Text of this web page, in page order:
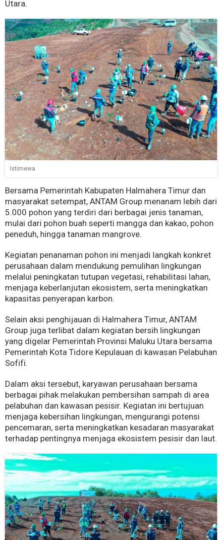
Utara.
Istimewa
Bersama Pemerintah Kabupaten Halmahera Timur dan
masyarakat setempat, ANTAM Group menanam lebih dari
5.000 pohon yang terdiri dari berbagai jenis tanaman,
mulai dari pohon buah seperti mangga dan kakao, pohon
peneduh, hingga tanaman mangrove.
Kegiatan penanaman pohon ini menjadi langkah konkret
perusahaan dalam mendukung pemulihan lingkungan
melalui peningkatan tutupan vegetasi, rehabilitasi lahan,
menjaga keberlanjutan ekosistem, serta meningkatkan
kapasitas penyerapan karbon.
Selain aksi penghijauan di Halmahera Timur, ANTAM
Group juga terlibat dalam kegiatan bersih lingkungan
yang digelar Pemerintah Provinsi Maluku Utara bersama
Pemerintah Kota Tidore Kepulauan di kawasan Pelabuhan
Sofifi.
Dalam aksi tersebut, karyawan perusahaan bersama
berbagai pihak melakukan pembersihan sampah di area
pelabuhan dan kawasan pesisir. Kegiatan ini bertujuan
menjaga kebersihan lingkungan, mengurangi potensi
pencemaran, serta meningkatkan kesadaran masyarakat
terhadap pentingnya menjaga ekosistem pesisir dan laut.